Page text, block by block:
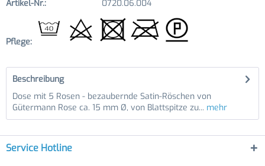
Artikel-Nr.: 0720.06.004
Pflege:
Beschreibung
Dose mit 5 Rosen - bezaubernde Satin-Röschen von
Gütermann Rose ca. 15 mm Ø, von Blattspitze zu... mehr
Service Hotline